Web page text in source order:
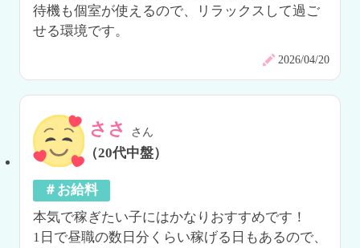
待機も個室が使えるので、リラックスして過ご
せる環境です。
2026/04/20
ささ さん
（20代中盤）
＃お給料
本気で稼ぎたい子にはかなりおすすめです！
1日で昼職の数日分くらい稼げる日もあるので、